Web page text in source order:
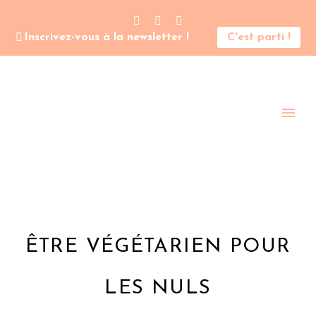
Inscrivez-vous à la newsletter ! C'est parti !
ÊTRE VÉGÉTARIEN POUR
LES NULS